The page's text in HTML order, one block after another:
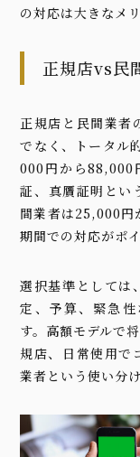
の対応は大きなメリ
正規店vs民
正規店と民間業者
でなく、トータル
000円から88,000
証、真贋証明とい
間業者は25,000円
期間での対応がポ
選択基準としては
定、予算、緊急
す。高額モデルで
規店、日常使用で
業者という使い分